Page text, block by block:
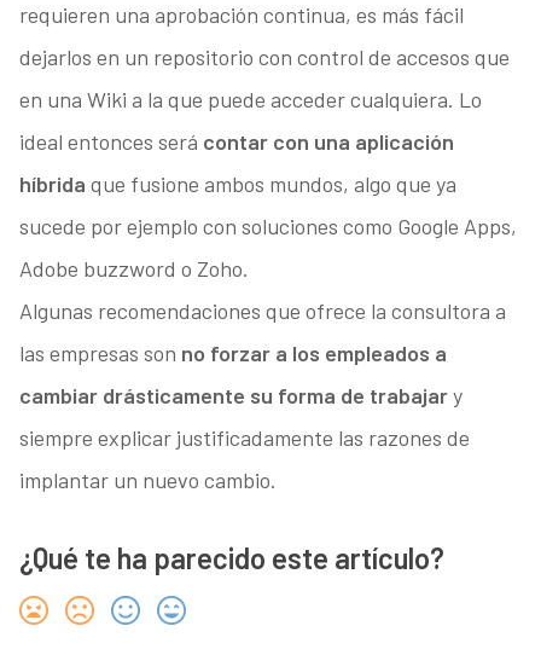
requieren una aprobación continua, es más fácil
dejarlos en un repositorio con control de accesos que
en una Wiki a la que puede acceder cualquiera. Lo
ideal entonces será contar con una aplicación
híbrida que fusione ambos mundos, algo que ya
sucede por ejemplo con soluciones como Google Apps,
Adobe buzzword o Zoho.
Algunas recomendaciones que ofrece la consultora a
las empresas son no forzar a los empleados a
cambiar drásticamente su forma de trabajary
siempre explicar justificadamente las razones de
implantar un nuevo cambio.
¿Qué te ha parecido este artículo?